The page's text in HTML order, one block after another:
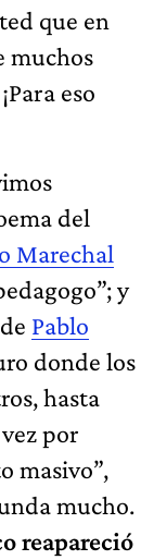
que en
muchos
eso
del
Marechal
y
Pablo
donde los
hasta
por
masivo”,
mucho.
reapareció